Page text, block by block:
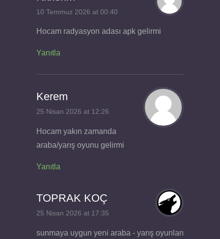
10 Temmuz 2026 at 00:40
Hocam radyasyon adası apk gelirmi
Yanıtla
Kerem
25 Nisan 2026 at 12:26
Hocam yakın zamanda
araba/yarış oyunu gelirmi
Yanıtla
TOPRAK KOÇ
25 Nisan 2026 at 17:35
sunmaya uygun yeni araba - yarış oyunları